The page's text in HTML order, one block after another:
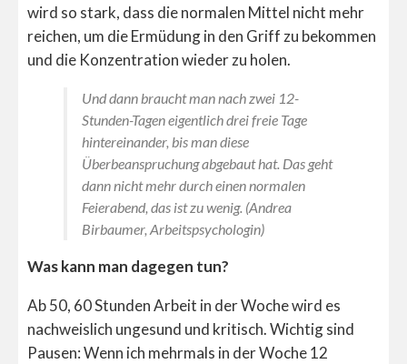
wird so stark, dass die normalen Mittel nicht mehr
reichen, um die Ermüdung in den Griff zu bekommen
und die Konzentration wieder zu holen.
Und dann braucht man nach zwei 12-
Stunden-Tagen eigentlich drei freie Tage
hintereinander, bis man diese
Überbeanspruchung abgebaut hat. Das geht
dann nicht mehr durch einen normalen
Feierabend, das ist zu wenig. (Andrea
Birbaumer, Arbeitspsychologin)
Was kann man dagegen tun?
Ab 50, 60 Stunden Arbeit in der Woche wird es
nachweislich ungesund und kritisch. Wichtig sind
Pausen: Wenn ich mehrmals in der Woche 12